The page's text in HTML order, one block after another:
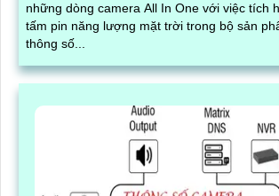
những dòng camera All In One với việc tích
tấm pin năng lượng mặt trời trong bộ sản phẩm. Với
thông số...